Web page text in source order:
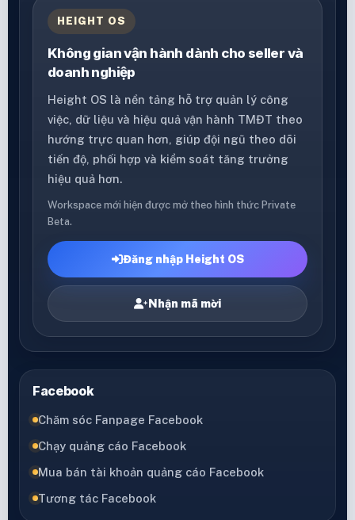
HEIGHT OS
Không gian vận hành dành cho seller và
doanh nghiệp
Height OS là nền tảng hỗ trợ quản lý công
việc, dữ liệu và hiệu quả vận hành TMĐT theo
hướng trực quan hơn, giúp đội ngũ theo dõi
tiến độ, phối hợp và kiểm soát tăng trưởng
hiệu quả hơn.
Workspace mới hiện được mở theo hình thức Private
Beta.
Đăng nhập Height OS
Nhận mã mời
Facebook
Chăm sóc Fanpage Facebook
Chạy quảng cáo Facebook
Mua bán tài khoản quảng cáo Facebook
Tương tác Facebook